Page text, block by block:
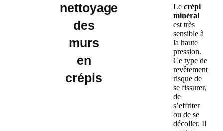
nettoyage
des
murs
en
crépis
Lecrépi
minéral
est très
sensible à
la haute
pression.
Ce type de
revêtement
risque de
se fissurer,
de
s’effriter
ou de se
décoller. Il